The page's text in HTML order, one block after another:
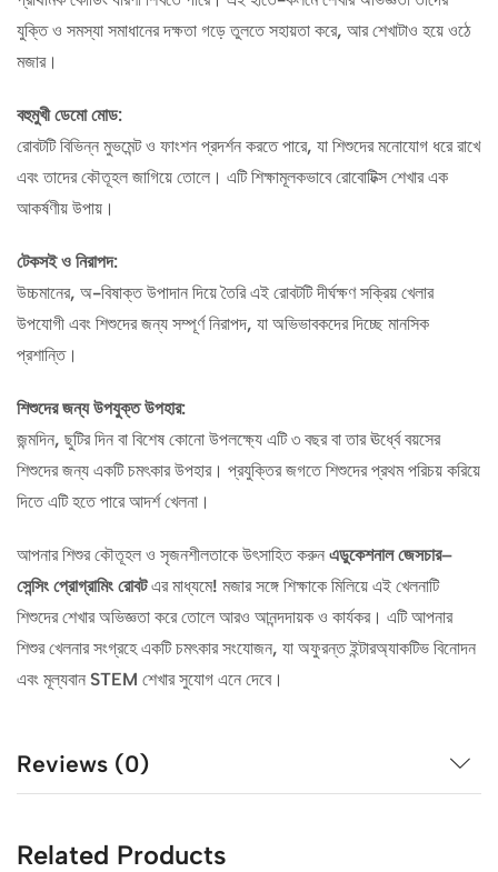
যুক্তি ও সমস্যা সমাধানের দক্ষতা গড়ে তুলতে সহায়তা করে, আর শেখাটাও হয়ে ওঠে
মজার।
বহুমুখী ডেমো মোড:
রোবটটি বিভিন্ন মুভমেন্ট ও ফাংশন প্রদর্শন করতে পারে, যা শিশুদের মনোযোগ ধরে রাখে
এবং তাদের কৌতূহল জাগিয়ে তোলে। এটি শিক্ষামূলকভাবে রোবোটিক্স শেখার এক
আকর্ষণীয় উপায়।
টেকসই ও নিরাপদ:
উচ্চমানের, অ-বিষাক্ত উপাদান দিয়ে তৈরি এই রোবটটি দীর্ঘক্ষণ সক্রিয় খেলার
উপযোগী এবং শিশুদের জন্য সম্পূর্ণ নিরাপদ, যা অভিভাবকদের দিচ্ছে মানসিক
প্রশান্তি।
শিশুদের জন্য উপযুক্ত উপহার:
জন্মদিন, ছুটির দিন বা বিশেষ কোনো উপলক্ষ্যে এটি ৩ বছর বা তার ঊর্ধ্বে বয়সের
শিশুদের জন্য একটি চমৎকার উপহার। প্রযুক্তির জগতে শিশুদের প্রথম পরিচয় করিয়ে
দিতে এটি হতে পারে আদর্শ খেলনা।
আপনার শিশুর কৌতূহল ও সৃজনশীলতাকে উৎসাহিত করুন এডুকেশনাল জেসচার–
সেন্সিং প্রোগ্রামিং রোবটএর মাধ্যমে! মজার সঙ্গে শিক্ষাকে মিলিয়ে এই খেলনাটি
শিশুদের শেখার অভিজ্ঞতা করে তোলে আরও আনন্দদায়ক ও কার্যকর। এটি আপনার
শিশুর খেলনার সংগ্রহে একটি চমৎকার সংযোজন, যা অফুরন্ত ইন্টারঅ্যাকটিভ বিনোদন
এবং মূল্যবান STEM শেখার সুযোগ এনে দেবে।
Reviews (0)
Related Products